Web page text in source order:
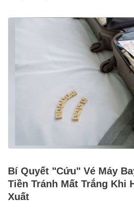
Bí Quyết "Cứu" Vé Máy
Tiền Tránh Mất Trắng Khi
Xuất